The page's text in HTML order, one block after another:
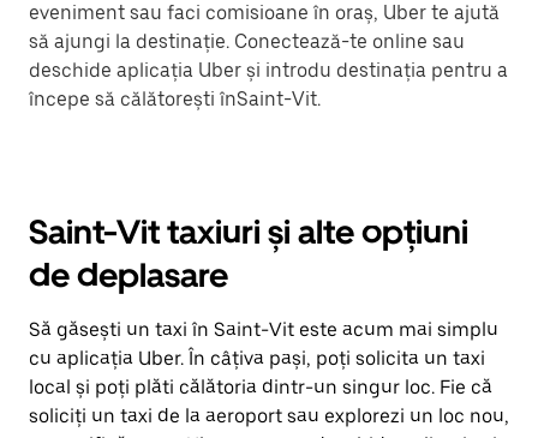
eveniment sau faci comisioane în oraș, Uber te ajută
să ajungi la destinație. Conectează-te online sau
deschide aplicația Uber și introdu destinația pentru a
începe să călătorești înSaint-Vit.
Saint-Vit taxiuri și alte opțiuni
de deplasare
Să găsești un taxi în Saint-Vit este acum mai simplu
cu aplicația Uber. În câțiva pași, poți solicita un taxi
local și poți plăti călătoria dintr-un singur loc. Fie că
soliciți un taxi de la aeroport sau explorezi un loc nou,